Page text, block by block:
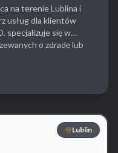
na terenie Lublina i
usług dla klientów
specjalizuje się w
o zdradę lub
nastolatków z
usług […]
Lublin